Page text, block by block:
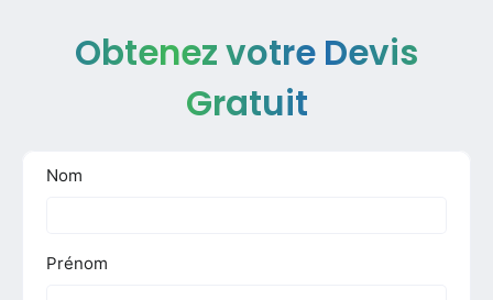
Obtenez votre Devis
Gratuit